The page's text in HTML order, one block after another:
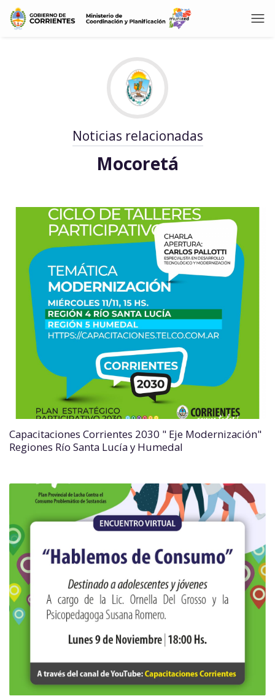
Noticias relacionadas
Mocoretá
Capacitaciones Corrientes 2030 " Eje Modernización"
Regiones Río Santa Lucía y Humedal